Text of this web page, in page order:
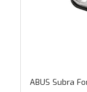
ABUS Subra